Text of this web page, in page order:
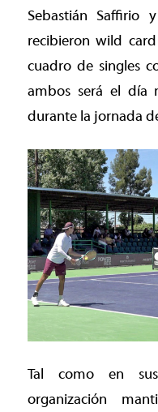
Sebastián Saffirio
recibieron wild
cuadro de singles
ambos será el día
durante la jornada
Tal como en
organización